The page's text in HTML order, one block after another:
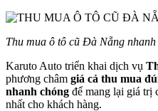
Thu mua ô tô cũ Đà Nẵng
Karuto Auto triển khai dịch vụ
phương châm giá cả thu mua
nhanh chóng để mang lại giá trị
nhất cho khách hàng.